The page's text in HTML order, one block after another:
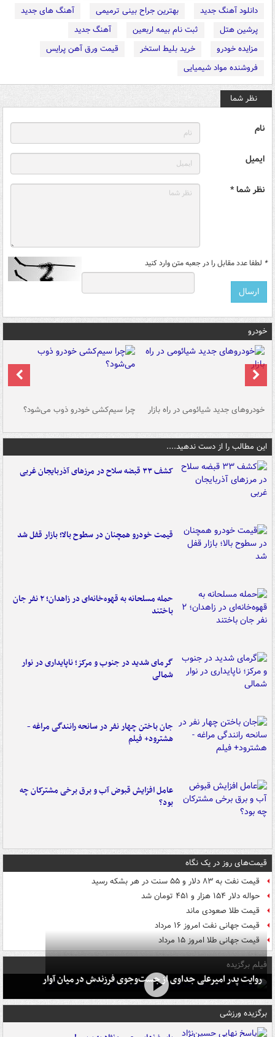
دانلود آهنگ جدید
بهترین جراح بینی ترمیمی
آهنگ های جدید
پرشین هتل
ثبت نام بیمه اربعین
آهنگ جدید
مزایده خودرو
خرید بلیط استخر
قیمت ورق آهن پرایس
فروشنده مواد شیمیایی
نظر شما
نام
ایمیل
نظر شما *
* لطفا عدد مقابل را در جعبه متن وارد کنید
خودرو
خودروهای جدید شیائومی در راه بازار چرا سیم‌کشی خودرو ذوب می‌شود؟
این مطالب را از دست ندهید....
کشف ۳۳ قبضه سلاح در مرزهای آذربایجان غربی
قیمت خودرو همچنان در سطوح بالا؛ بازار قفل شد
حمله مسلحانه به قهوه‌خانه‌ای در زاهدان؛ ۲ نفر جان
باختند
گرمای شدید در جنوب و مرکز؛ ناپایداری در نوار
شمالی
جان باختن چهار نفر در سانحه رانندگی مراغه -
هشترود+ فیلم
عامل افزایش قبوض آب و برق برخی مشترکان چه
بود؟
قیمت‌های روز در یک نگاه
قیمت نفت به ۸۳ دلار و ۵۵ سنت در هر بشکه رسید
حواله دلار ۱۵۴ هزار و ۴۵۱ تومان شد
قیمت طلا صعودی ماند
قیمت جهانی نفت امروز ۱۶ مرداد
قیمت جهانی طلا امروز ۱۵ مرداد
فیلم برگزیده
روایت پدر امیرعلی جداوی از جست‌وجوی فرزندش در میان آوار
برگزیده ورزشی